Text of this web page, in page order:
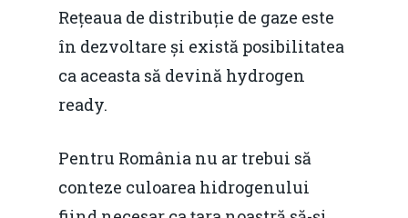
Rețeaua de distribuție de gaze este
în dezvoltare și există posibilitatea
ca aceasta să devină hydrogen
ready.
Pentru România nu ar trebui să
conteze culoarea hidrogenului